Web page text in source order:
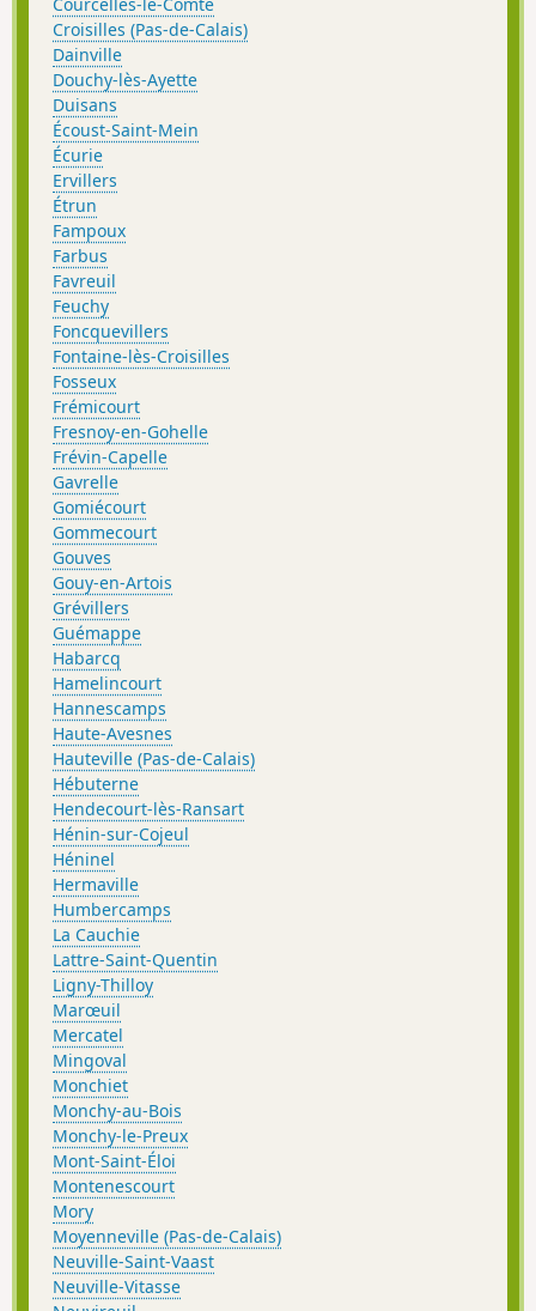
Croisilles (Pas-de-Calais)
Dainville
Douchy-lès-Ayette
Duisans
Écoust-Saint-Mein
Écurie
Ervillers
Étrun
Fampoux
Farbus
Favreuil
Feuchy
Foncquevillers
Fontaine-lès-Croisilles
Fosseux
Frémicourt
Fresnoy-en-Gohelle
Frévin-Capelle
Gavrelle
Gomiécourt
Gommecourt
Gouves
Gouy-en-Artois
Grévillers
Guémappe
Habarcq
Hamelincourt
Hannescamps
Haute-Avesnes
Hauteville (Pas-de-Calais)
Hébuterne
Hendecourt-lès-Ransart
Hénin-sur-Cojeul
Héninel
Hermaville
Humbercamps
La Cauchie
Lattre-Saint-Quentin
Ligny-Thilloy
Marœuil
Mercatel
Mingoval
Monchiet
Monchy-au-Bois
Monchy-le-Preux
Mont-Saint-Éloi
Montenescourt
Mory
Moyenneville (Pas-de-Calais)
Neuville-Saint-Vaast
Neuville-Vitasse